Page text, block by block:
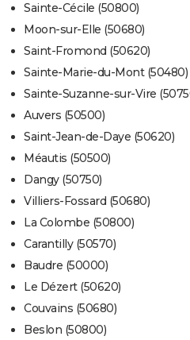
Sainte-Cécile (50800)
Moon-sur-Elle (50680)
Saint-Fromond (50620)
Sainte-Marie-du-Mont (50480)
Sainte-Suzanne-sur-Vire
Auvers (50500)
Saint-Jean-de-Daye (50620)
Méautis (50500)
Dangy (50750)
Villiers-Fossard (50680)
La Colombe (50800)
Carantilly (50570)
Baudre (50000)
Le Dézert (50620)
Couvains (50680)
Beslon (50800)